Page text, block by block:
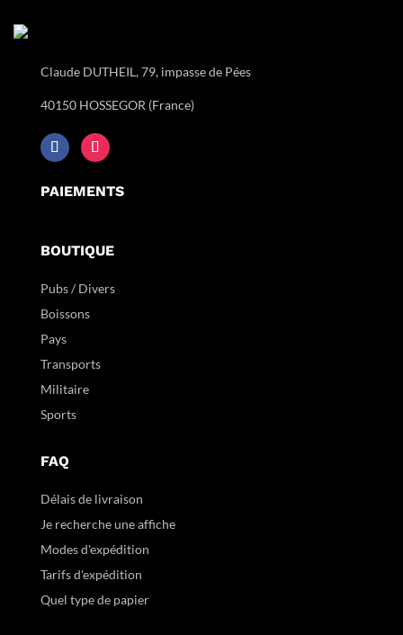
Claude DUTHEIL, 79, impasse de Pées
40150 HOSSEGOR (France)
PAIEMENTS
BOUTIQUE
Pubs / Divers
Boissons
Pays
Transports
Militaire
Sports
FAQ
Délais de livraison
Je recherche une affiche
Modes d'expédition
Tarifs d'expédition
Quel type de papier